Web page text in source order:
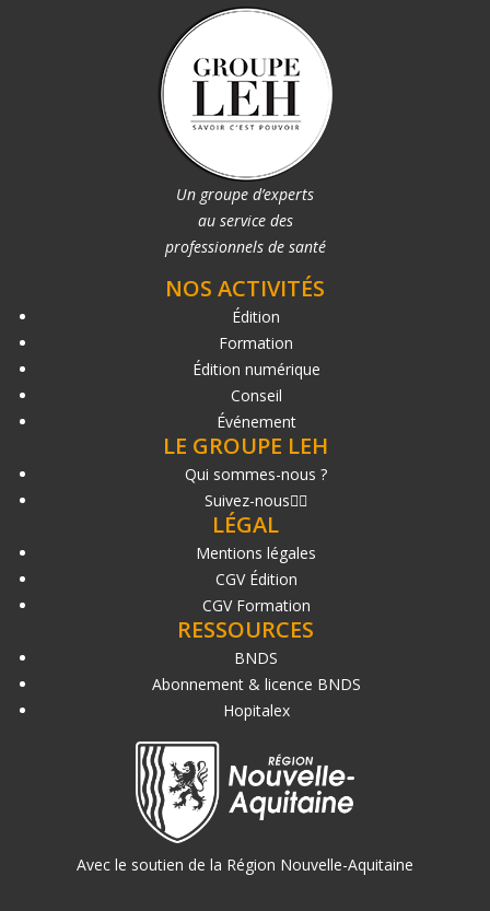
Un groupe d’experts
au service des
professionnels de santé
NOS ACTIVITÉS
Édition
Formation
Édition numérique
Conseil
Événement
LE GROUPE LEH
Qui sommes-nous ?
Suivez-nous
LÉGAL
Mentions légales
CGV Édition
CGV Formation
RESSOURCES
BNDS
Abonnement & licence BNDS
Hopitalex
Avec le soutien de la Région Nouvelle-Aquitaine